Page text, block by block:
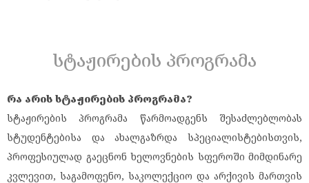
სტაჟირების პროგრამა
რა არის სტაჟირების პროგრამა?
სტაჟირების პროგრამა წარმოადგენს შესაძლებლობას
სტუდენტებისა და ახალგაზრდა სპეციალისტებისთვის,
პროფესიულად გაეცნონ ხელოვნების სფეროში მიმდინარე
კვლევით, საგამოფენო, საკოლექციო და არქივის მართვის